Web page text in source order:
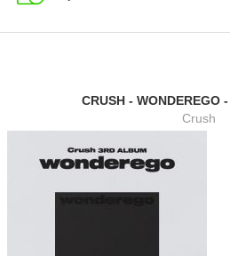
CRUSH - WONDEREGO
Crush